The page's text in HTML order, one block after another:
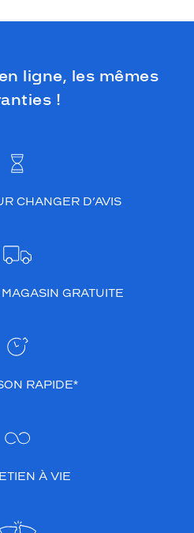
ligne, les mêmes
!
CHANGER D’AVIS
GRATUITE
RAPIDE*
À VIE